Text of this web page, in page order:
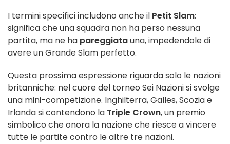
I termini specifici includono anche il Petit Slam:
significa che una squadra non ha perso nessuna
partita, ma ne ha pareggiatauna, impedendole di
avere un Grande Slam perfetto.
Questa prossima espressione riguarda solo le nazioni
britanniche: nel cuore del torneo Sei Nazioni si svolge
una mini-competizione. Inghilterra, Galles, Scozia e
Irlanda si contendono la Triple Crown, un premio
simbolico che onora la nazione che riesce a vincere
tutte le partite contro le altre tre nazioni.